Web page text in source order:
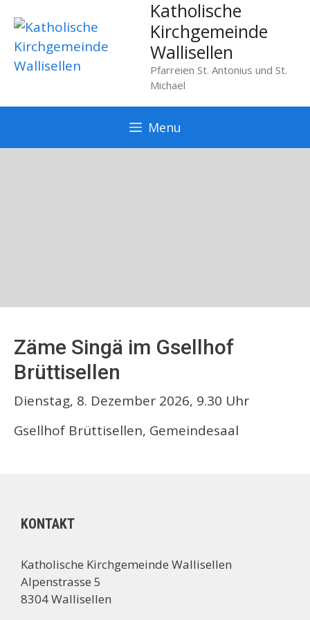
zum
Inhalt
Katholische
Kirchgemeinde
Wallisellen
Pfarreien St. Antonius und St.
Michael
Menu
Zäme Singä im Gsellhof
Brüttisellen
Dienstag, 8. Dezember 2026, 9.30 Uhr
Gsellhof Brüttisellen, Gemeindesaal
KONTAKT
Katholische Kirchgemeinde Wallisellen
Alpenstrasse 5
8304 Wallisellen